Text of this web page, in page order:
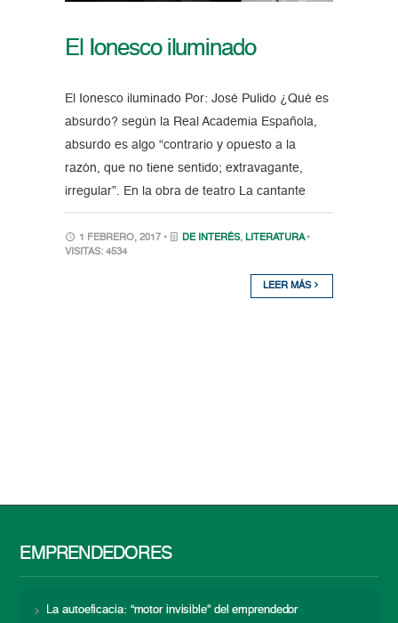
El Ionesco iluminado
El Ionesco iluminado Por: José Pulido ¿Qué es
absurdo? según la Real Academia Española,
absurdo es algo “contrario y opuesto a la
razón, que no tiene sentido; extravagante,
irregular”. En la obra de teatro La cantante
1 FEBRERO, 2017 • DE INTERÉS, LITERATURA •
VISITAS: 4534
LEER MÁS
EMPRENDEDORES
La autoeficacia: “motor invisible” del emprendedor